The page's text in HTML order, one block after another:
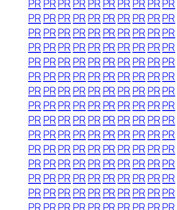
PR PRPR PR PR PR PR PR PRPR
PR PRPR PR PR PR PR PR PRPR
PR PRPR PR PR PR PR PR PRPR
PR PRPR PR PR PR PR PR PRPR
PR PRPR PR PR PR PR PR PRPR
PR PRPR PR PR PR PR PR PRPR
PR PRPR PR PR PR PR PR PRPR
PR PRPR PR PR PR PR PR PRPR
PR PRPR PR PR PR PR PR PRPR
PR PRPR PR PR PR PR PR PRPR
PR PRPR PR PR PR PR PR PRPR
PR PRPR PR PR PR PR PR PRPR
PR PRPR PR PR PR PR PR PRPR
PR PRPR PR PR PR PR PR PRPR